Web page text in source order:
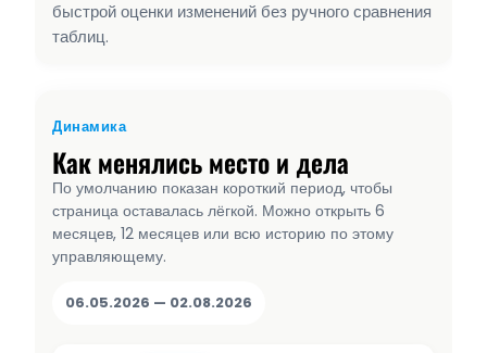
быстрой оценки изменений без ручного сравнения
таблиц.
Динамика
Как менялись место и дела
По умолчанию показан короткий период, чтобы
страница оставалась лёгкой. Можно открыть 6
месяцев, 12 месяцев или всю историю по этому
управляющему.
06.05.2026 — 02.08.2026